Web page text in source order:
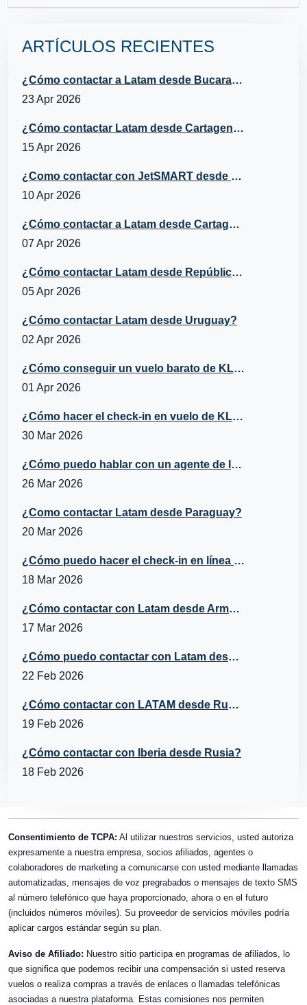
ARTÍCULOS RECIENTES
¿Cómo contactar a Latam desde Bucaramanga?
23 Apr 2026
¿Cómo contactar Latam desde Cartagena?
15 Apr 2026
¿Como contactar con JetSMART desde Cartagena, Chile?
10 Apr 2026
¿Cómo contactar a Latam desde Cartagena, República Dominicana?
07 Apr 2026
¿Cómo contactar Latam desde República Dominicana?
05 Apr 2026
¿Cómo contactar Latam desde Uruguay?
02 Apr 2026
¿Cómo conseguir un vuelo barato de KLM a España?
01 Apr 2026
¿Cómo hacer el check-in en vuelo de KLM?
30 Mar 2026
¿Cómo puedo hablar con un agente de Iberia desde Belice?
26 Mar 2026
¿Como contactar Latam desde Paraguay?
20 Mar 2026
¿Cómo puedo hacer el check-in en línea con Turkish Airlines?
18 Mar 2026
¿Cómo contactar con Latam desde Armenia?
17 Mar 2026
¿Cómo puedo contactar con Latam desde Italia?
22 Feb 2026
¿Cómo contactar con LATAM desde Rusia?
19 Feb 2026
¿Cómo contactar con Iberia desde Rusia?
18 Feb 2026
Consentimiento de TCPA: Al utilizar nuestros servicios, usted autoriza
expresamente a nuestra empresa, socios afiliados, agentes o
colaboradores de marketing a comunicarse con usted mediante llamadas
automatizadas, mensajes de voz pregrabados o mensajes de texto SMS
al número telefónico que haya proporcionado, ahora o en el futuro
(incluidos números móviles). Su proveedor de servicios móviles podría
aplicar cargos estándar según su plan.
Aviso de Afiliado: Nuestro sitio participa en programas de afiliados, lo
que significa que podemos recibir una compensación si usted reserva
vuelos o realiza compras a través de enlaces o llamadas telefónicas
asociadas a nuestra plataforma. Estas comisiones nos permiten